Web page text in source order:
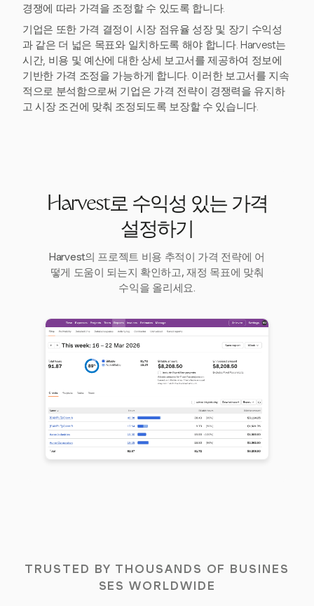
경쟁에 따라 가격을 조정할 수 있도록 합니다.
기업은 또한 가격 결정이 시장 점유율 성장 및 장기 수익성
과 같은 더 넓은 목표와 일치하도록 해야 합니다. Harvest는
시간, 비용 및 예산에 대한 상세 보고서를 제공하여 정보에
기반한 가격 조정을 가능하게 합니다. 이러한 보고서를 지속
적으로 분석함으로써 기업은 가격 전략이 경쟁력을 유지하
고 시장 조건에 맞춰 조정되도록 보장할 수 있습니다.
Harvest로 수익성 있는 가격
설정하기
Harvest의 프로젝트 비용 추적이 가격 전략에 어
떻게 도움이 되는지 확인하고, 재정 목표에 맞춰
수익을 올리세요.
TRUSTED BY THOUSANDS OF BUSINES
SES WORLDWIDE